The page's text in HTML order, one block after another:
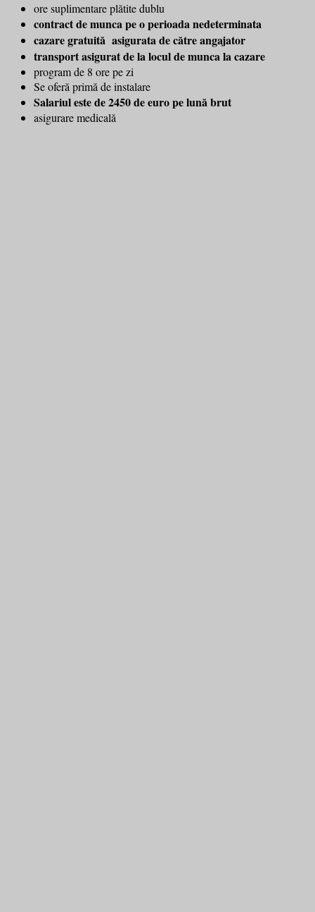
ore suplimentare plătite dublu
contract de munca pe o perioada nedeterminata
cazare gratuită asigurata de către angajator
transport asigurat de la locul de munca la cazare
program de 8 ore pe zi
Se oferă primă de instalare
Salariul este de 2450 de euro pe lună brut
asigurare medicală